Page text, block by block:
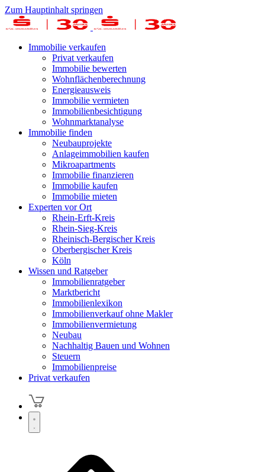
Zum Hauptinhalt springen
Immobilie verkaufen
Privat verkaufen
Immobilie bewerten
Wohnflächenberechnung
Energieausweis
Immobilie vermieten
Immobilienbesichtigung
Wohnmarktanalyse
Immobilie finden
Neubauprojekte
Anlageimmobilien kaufen
Mikroapartments
Immobilie finanzieren
Immobilie kaufen
Immobilie mieten
Experten vor Ort
Rhein-Erft-Kreis
Rhein-Sieg-Kreis
Rheinisch-Bergischer Kreis
Oberbergischer Kreis
Köln
Wissen und Ratgeber
Immobilienratgeber
Marktbericht
Immobilienlexikon
Immobilienverkauf ohne Makler
Immobilienvermietung
Neubau
Nachhaltig Bauen und Wohnen
Steuern
Immobilienpreise
Privat verkaufen